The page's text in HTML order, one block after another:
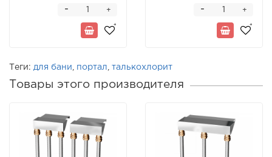
+
- +
-
Теги: для бани портал талькохлорит
Товары этого производителя